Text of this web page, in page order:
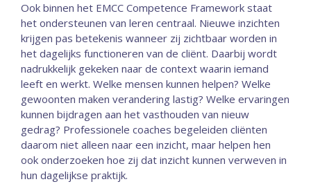
Ook binnen het EMCC Competence Framework staat
het ondersteunen van leren centraal. Nieuwe inzichten
krijgen pas betekenis wanneer zij zichtbaar worden in
het dagelijks functioneren van de cliënt. Daarbij wordt
nadrukkelijk gekeken naar de context waarin iemand
leeft en werkt. Welke mensen kunnen helpen? Welke
gewoonten maken verandering lastig? Welke ervaringen
kunnen bijdragen aan het vasthouden van nieuw
gedrag? Professionele coaches begeleiden cliënten
daarom niet alleen naar een inzicht, maar helpen hen
ook onderzoeken hoe zij dat inzicht kunnen verweven in
hun dagelijkse praktijk.